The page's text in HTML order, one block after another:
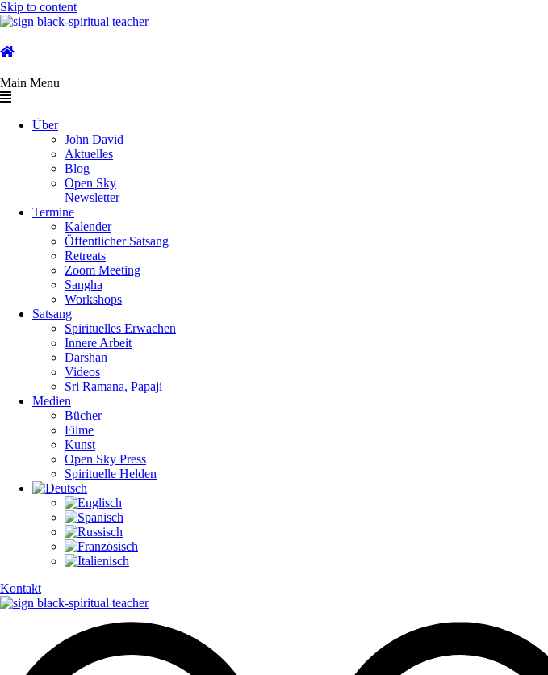
Skip to content
Main Menu
Über
John David
Aktuelles
Blog
Open Sky
Newsletter
Termine
Kalender
Öffentlicher Satsang
Retreats
Zoom Meeting
Sangha
Workshops
Satsang
Spirituelles Erwachen
Innere Arbeit
Darshan
Videos
Sri Ramana, Papaji
Medien
Bücher
Filme
Kunst
Open Sky Press
Spirituelle Helden
Kontakt